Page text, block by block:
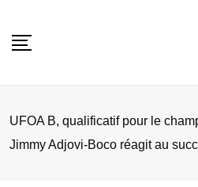
UFOA B, qualificatif pour le
Jimmy Adjovi-Boco réagit au